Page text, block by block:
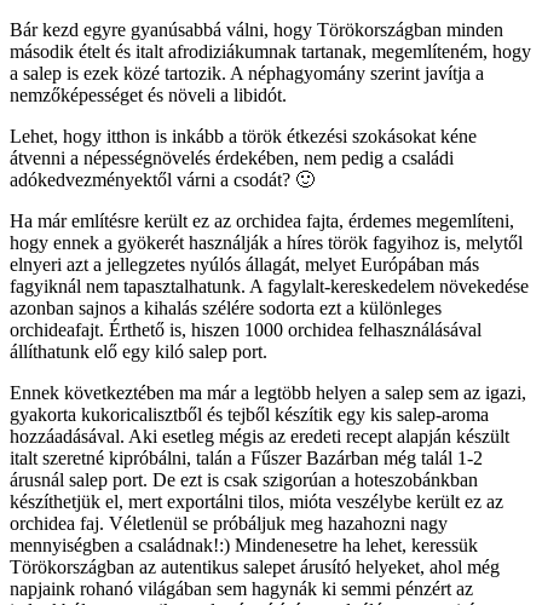
Bár kezd egyre gyanúsabbá válni, hogy Törökországban minden
második ételt és italt afrodiziákumnak tartanak, megemlíteném, hogy
a salep is ezek közé tartozik. A néphagyomány szerint javítja a
nemzőképességet és növeli a libidót.
Lehet, hogy itthon is inkább a török étkezési szokásokat kéne
átvenni a népességnövelés érdekében, nem pedig a családi
adókedvezményektől várni a csodát? 🙂
Ha már említésre került ez az orchidea fajta, érdemes megemlíteni,
hogy ennek a gyökerét használják a híres török fagyihoz is, melytől
elnyeri azt a jellegzetes nyúlós állagát, melyet Európában más
fagyiknál nem tapasztalhatunk. A fagylalt-kereskedelem növekedése
azonban sajnos a kihalás szélére sodorta ezt a különleges
orchideafajt. Érthető is, hiszen 1000 orchidea felhasználásával
állíthatunk elő egy kiló salep port.
Ennek következtében ma már a legtöbb helyen a salep sem az igazi,
gyakorta kukoricalisztből és tejből készítik egy kis salep-aroma
hozzáadásával. Aki esetleg mégis az eredeti recept alapján készült
italt szeretné kipróbálni, talán a Fűszer Bazárban még talál 1-2
árusnál salep port. De ezt is csak szigorúan a hoteszobánkban
készíthetjük el, mert exportálni tilos, mióta veszélybe került ez az
orchidea faj. Véletlenül se próbáljuk meg hazahozni nagy
mennyiségben a családnak!:) Mindenesetre ha lehet, keressük
Törökországban az autentikus salepet árusító helyeket, ahol még
napjaink rohanó világában sem hagynák ki semmi pénzért az